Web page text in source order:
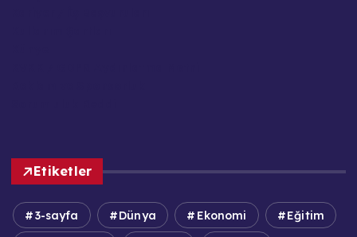
Etiketler
3-sayfa Dünya Ekonomi Eğitim